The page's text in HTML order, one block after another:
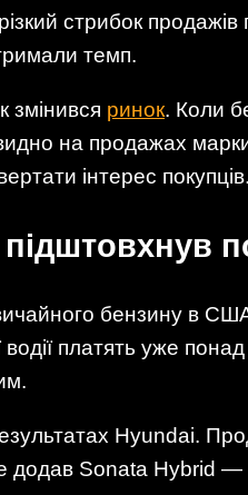
стрибок продажів
темп.
змінився ринок. Коли
на продажах
інтерес покупців.
бензину в
платять уже
Hyundai.
Sonata Hybrid —